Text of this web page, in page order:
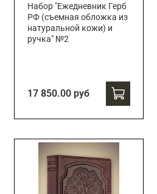
Набор "Ежедневник Герб
РФ (съемная обложка из
натуральной кожи) и
ручка" №2
17 850.00 руб